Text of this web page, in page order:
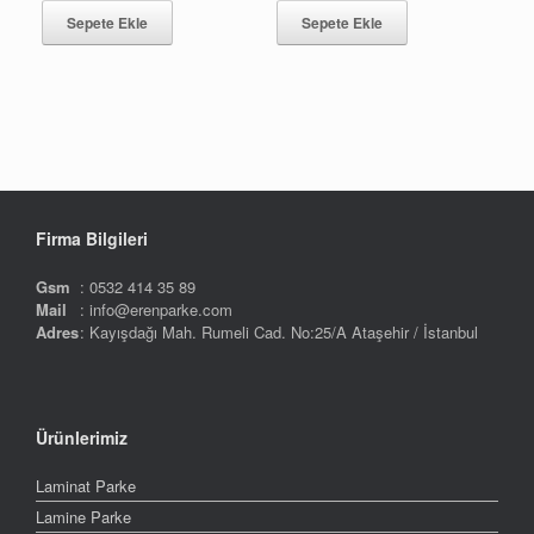
290,00. fiyat:
Sepete Ekle
290,00. fiyat:
Sepete Ekle
Firma Bilgileri
Gsm : 0532 414 35 89
Mail
: info@erenparke.com
Adres: Kayışdağı Mah. Rumeli Cad. No:25/A Ataşehir / İstanbul
Ürünlerimiz
Laminat Parke
Lamine Parke